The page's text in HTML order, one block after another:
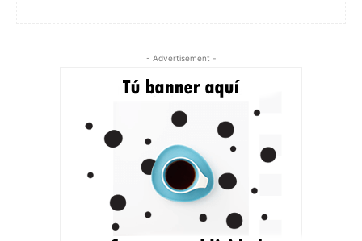
- Advertisement -